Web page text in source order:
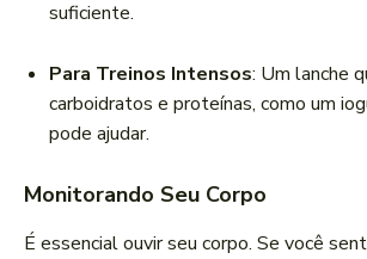
suficiente.
Para Treinos Intensos: Um lanche
carboidratos e proteínas, como um
pode ajudar.
Monitorando Seu Corpo
É essencial ouvir seu corpo. Se você